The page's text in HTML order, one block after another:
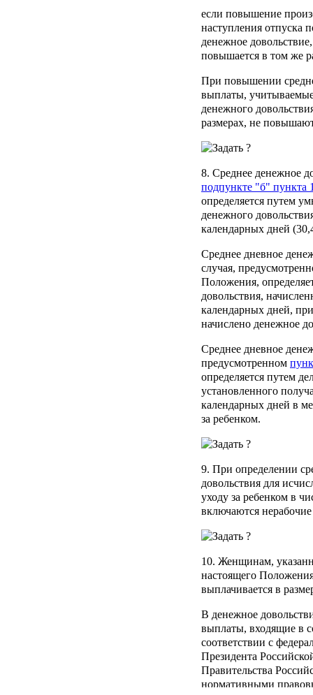
если повышение
наступления отпуска
денежное
повышается в том же
При повышении
выплаты,
денежного
размерах, не
8. Среднее денежное
подпункте "б" пункта
определяется путем
денежного
календарных дней
Среднее дневное
случая,
Положения,
довольствия,
календарных дней,
начислено денежное
Среднее дневное
предусмотренном
определяется путем
установленного
календарных дней в
за ребенком.
9. При определении
довольствия для
уходу за ребенком в
включаются
10. Женщинам,
настоящего
выплачивается в
В денежное
выплаты, входящие в
соответствии с
Президента
Правительства
нормативными